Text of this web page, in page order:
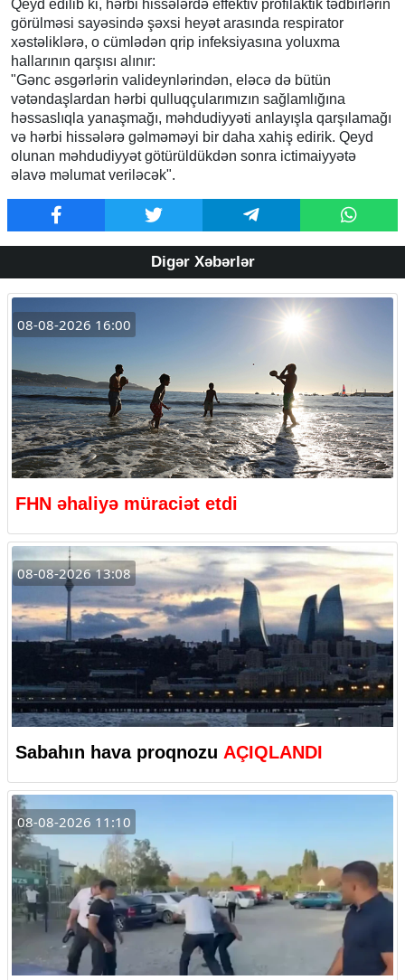
Qeyd edilib ki, hərbi hissələrdə effektiv profilaktik tədbirlərin
görülməsi sayəsində şəxsi heyət arasında respirator
xəstəliklərə, o cümlədən qrip infeksiyasına yoluxma
hallarının qarşısı alınır:
"Gənc əsgərlərin valideynlərindən, eləcə də bütün
vətəndaşlardan hərbi qulluqçularımızın sağlamlığına
həssaslıqla yanaşmağı, məhdudiyyəti anlayışla qarşılamağı
və hərbi hissələrə gəlməməyi bir daha xahiş edirik. Qeyd
olunan məhdudiyyət götürüldükdən sonra ictimaiyyətə
əlavə məlumat veriləcək".
Digər Xəbərlər
08-08-2026 16:00
FHN əhaliyə müraciət etdi
08-08-2026 13:08
Sabahın hava proqnozu AÇIQLANDI
08-08-2026 11:10